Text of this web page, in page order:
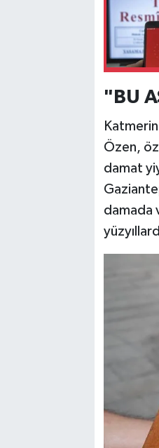
"BU
Özen,
damat
damada